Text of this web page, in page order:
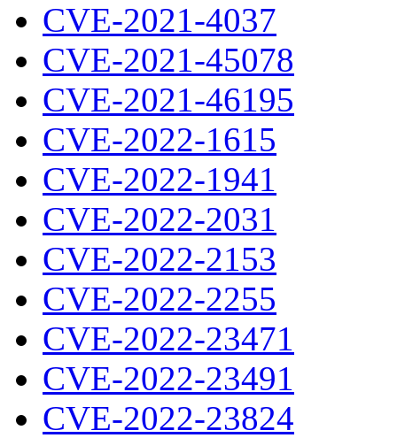
CVE-2021-4037
CVE-2021-45078
CVE-2021-46195
CVE-2022-1615
CVE-2022-1941
CVE-2022-2031
CVE-2022-2153
CVE-2022-2255
CVE-2022-23471
CVE-2022-23491
CVE-2022-23824